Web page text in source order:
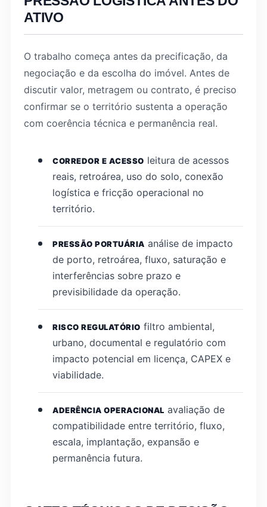
ATIVO
O trabalho começa antes da precificação, da
negociação e da escolha do imóvel. Antes de
discutir valor, metragem ou contrato, é preciso
confirmar se o território sustenta a operação
com coerência técnica e permanência real.
CORREDOR E ACESSO leitura de acessos
reais, retroárea, uso do solo, conexão
logística e fricção operacional no
território.
PRESSÃO PORTUÁRIA análise de impacto
de porto, retroárea, fluxo, saturação e
interferências sobre prazo e
previsibilidade da operação.
RISCO REGULATÓRIO filtro ambiental,
urbano, documental e regulatório com
impacto potencial em licença, CAPEX e
viabilidade.
ADERÊNCIA OPERACIONAL avaliação de
compatibilidade entre território, fluxo,
escala, implantação, expansão e
permanência futura.